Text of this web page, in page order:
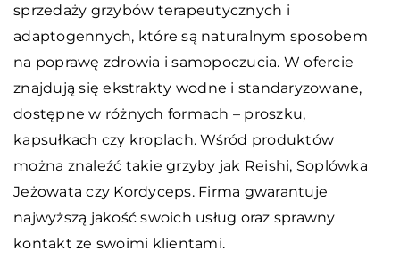
sprzedaży grzybów terapeutycznych i
adaptogennych, które są naturalnym sposobem
na poprawę zdrowia i samopoczucia. W ofercie
znajdują się ekstrakty wodne i standaryzowane,
dostępne w różnych formach – proszku,
kapsułkach czy kroplach. Wśród produktów
można znaleźć takie grzyby jak Reishi, Soplówka
Jeżowata czy Kordyceps. Firma gwarantuje
najwyższą jakość swoich usług oraz sprawny
kontakt ze swoimi klientami.